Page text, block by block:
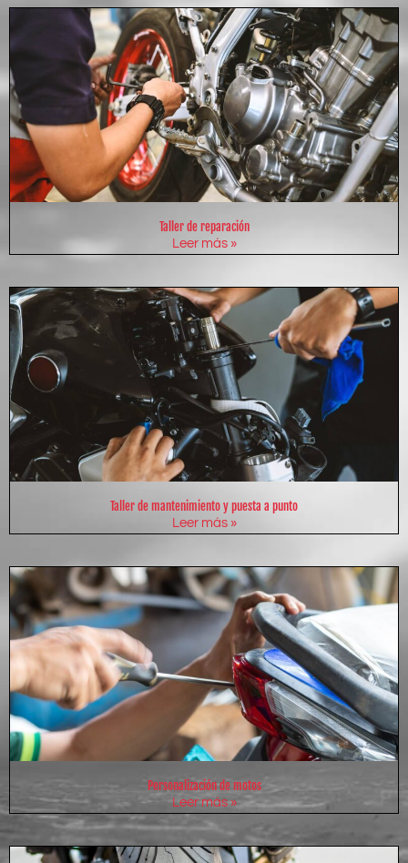
Taller de reparación
Leer más »
Taller de mantenimiento y puesta a punto
Leer más »
Personalización de motos
Leer más »